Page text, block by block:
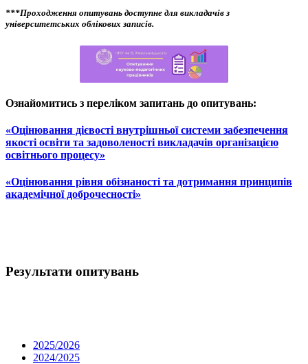
***Проходження опитувань доступне для викладачів з
університетських облікових записів.
Ознайомитись з переліком запитань до опитувань:
«Оцінювання дієвості внутрішньої системи забезпечення
якості освіти та задоволеності викладачів організацією
освітнього процесу»
«Оцінювання рівня обізнаності та дотримання принципів
академічної доброчесності»
Результати опитувань
2025/2026
2024/2025